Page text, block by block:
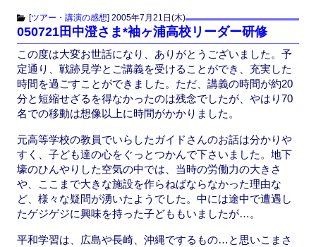
c
e
b
o
o
k
st
o
d
o
n
ail
[ツアー・講演の感想] 2005年7月21日(木)
050721田中澄さま*袖ヶ浦高校リーダー研修
この度は大変お世話になり、ありがとうございました。予
定通り、戦跡見学とご講義を受けることができ、充実した
時間を過ごすことができました。ただ、講義の時間が約20
分と短縮せざるを得なかったのは残念でしたが、やはり70
名での移動は想像以上に時間がかかりました。
元高等学校の教員でいらしたガイドさんのお話は分かりや
すく、子ども達の心をぐっとつかんで下さいました。地下
壕のひんやりした空気の中では、当時の労働力の大きさ
や、ここまで大きな施設を作らねばならなかった理由な
ど、様々な疑問が湧いたようでした。中には途中で遭遇し
たゲジゲジに興味を持った子どももいましたが…。
平和学習は、広島や長崎、沖縄でするもの…と思いこまさ